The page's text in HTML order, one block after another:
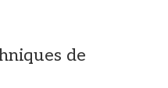
de